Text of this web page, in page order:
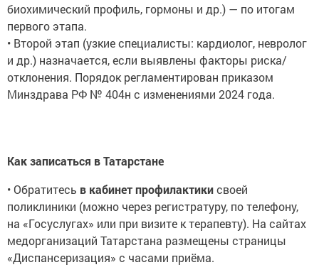
биохимический профиль, гормоны и др.) — по итогам
первого этапа.
• Второй этап (узкие специалисты: кардиолог, невролог
и др.) назначается, если выявлены факторы риска/
отклонения. Порядок регламентирован приказом
Минздрава РФ № 404н с изменениями 2024 года.
Как записаться в Татарстане
• Обратитесь в кабинет профилактикисвоей
поликлиники (можно через регистратуру, по телефону,
на «Госуслугах» или при визите к терапевту). На сайтах
медорганизаций Татарстана размещены страницы
«Диспансеризация» с часами приёма.